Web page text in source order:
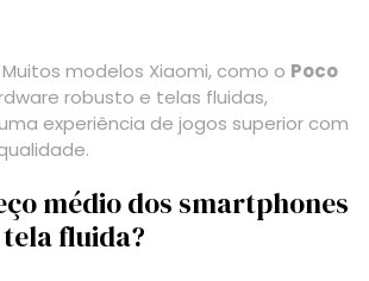
modelos Xiaomi, como o Poco
robusto e telas fluidas,
experiência de jogos superior com
médio dos smartphones
fluida?